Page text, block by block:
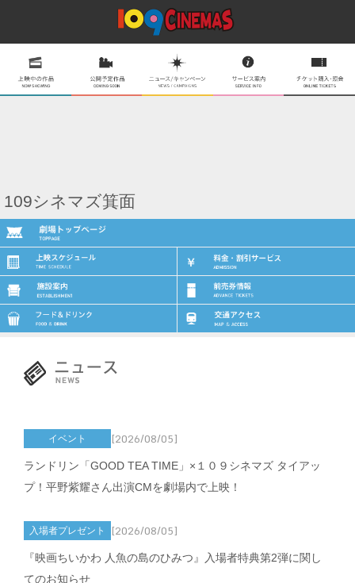
109シネマズ箕面
イベント [2026/08/05]
ランドリン「GOOD TEA TIME」×１０９シネマズ タイアッ
プ！平野紫耀さん出演CMを劇場内で上映！
入場者プレゼント [2026/08/05]
『映画ちいかわ 人魚の島のひみつ』入場者特典第2弾に関し
てのお知らせ